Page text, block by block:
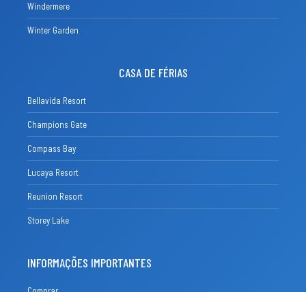
Windermere
Winter Garden
CASA DE FÉRIAS
Bellavida Resort
Champions Gate
Compass Bay
Lucaya Resort
Reunion Resort
Storey Lake
INFORMAÇÕES IMPORTANTES